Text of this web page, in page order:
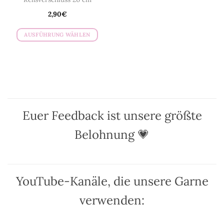
2,90€
AUSFÜHRUNG WÄHLEN
Die
Optionen
können
werden
Euer Feedback ist unsere größte
Belohnung 💗
YouTube-Kanäle, die unsere Garne
verwenden: